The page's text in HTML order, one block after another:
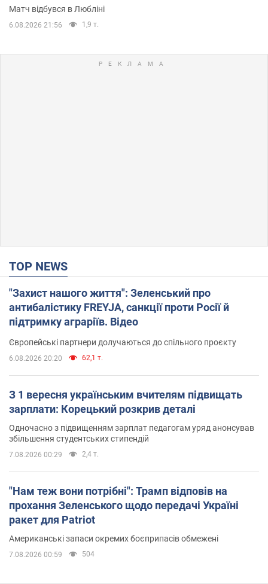
Матч відбувся в Любліні
6.08.2026 21:56 1,9 т.
TOP NEWS
"Захист нашого життя": Зеленський про
антибалістику FREYJA, санкції проти Росії й
підтримку аграріїв. Відео
Європейські партнери долучаються до спільного проєкту
6.08.2026 20:20 62,1 т.
З 1 вересня українським вчителям підвищать
зарплати: Корецький розкрив деталі
Одночасно з підвищенням зарплат педагогам уряд анонсував
збільшення студентських стипендій
7.08.2026 00:29 2,4 т.
"Нам теж вони потрібні": Трамп відповів на
прохання Зеленського щодо передачі Україні
ракет для Patriot
Американські запаси окремих боєприпасів обмежені
7.08.2026 00:59 504